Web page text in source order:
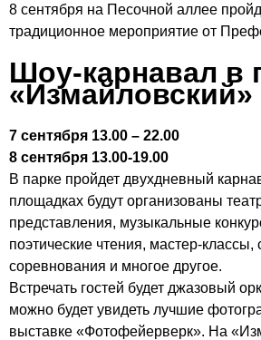
8 сентября на Песочной аллее
традиционное мероприятие от
Шоу-карнавал в
«Измайловский»
7 сентября 13.00 – 22.00
8 сентября 13.00-19.00
В парке пройдет двухдневный
площадках будут организованы
представления, музыкальные
поэтические чтения, мастер-
соревнования и многое другое.
Встречать гостей будет джазовый
можно будет увидеть лучшие
выставке «Фотофейерверк». На